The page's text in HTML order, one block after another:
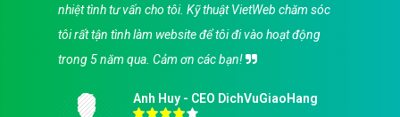
nhiệt tình tư vấn cho tôi. Kỹ thuật VietWeb chăm sóc
tôi rất tận tình làm website để tôi đi vào hoạt động
trong 5 năm qua. Cảm ơn các bạn!
Anh Huy - CEO DichVuGiaoHang